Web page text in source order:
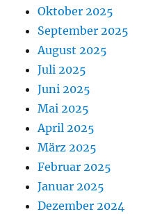
Oktober 2025
September 2025
August 2025
Juli 2025
Juni 2025
Mai 2025
April 2025
März 2025
Februar 2025
Januar 2025
Dezember 2024